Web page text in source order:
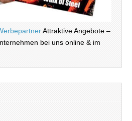
Attraktive Angebote –
bei uns online & im